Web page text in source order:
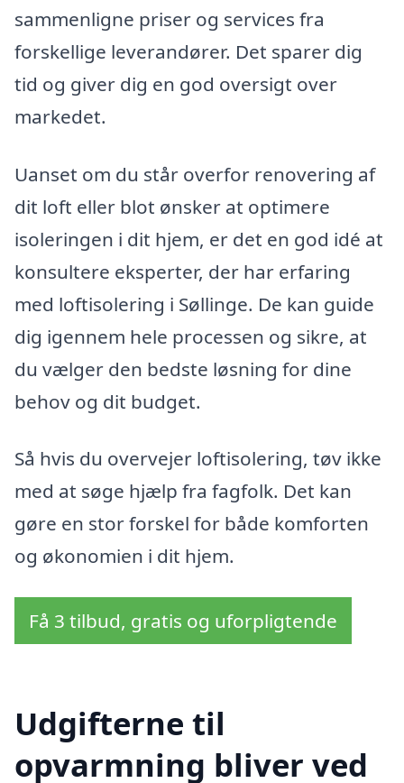
sammenligne priser og services fra
forskellige leverandører. Det sparer dig
tid og giver dig en god oversigt over
markedet.
Uanset om du står overfor renovering af
dit loft eller blot ønsker at optimere
isoleringen i dit hjem, er det en god idé at
konsultere eksperter, der har erfaring
med loftisolering i Søllinge. De kan guide
dig igennem hele processen og sikre, at
du vælger den bedste løsning for dine
behov og dit budget.
Så hvis du overvejer loftisolering, tøv ikke
med at søge hjælp fra fagfolk. Det kan
gøre en stor forskel for både komforten
og økonomien i dit hjem.
Få 3 tilbud, gratis og uforpligtende
Udgifterne til
opvarmning bliver ved